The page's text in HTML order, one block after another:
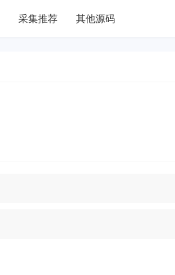
采集推荐 其他源码